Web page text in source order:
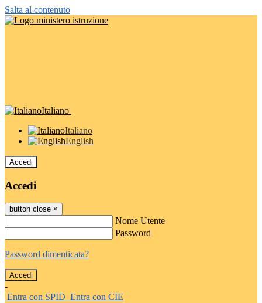
Salta al contenuto
Italiano
Italiano
English
Accedi
Accedi
button close ×
Nome Utente
Password
Password dimenticata?
-
Entra con SPID Entra con CIE